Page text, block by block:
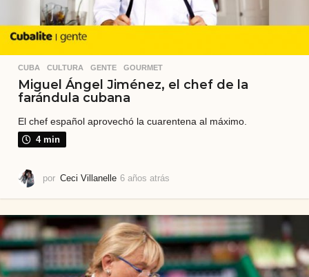
CUBA ,CULTURA ,GENTE ,GOURMET
Miguel Ángel Jiménez, el chef de la
farándula cubana
El chef español aprovechó la cuarentena al máximo.
4 min
por Ceci Villanelle 6 años atrás
o
s
a
t
r